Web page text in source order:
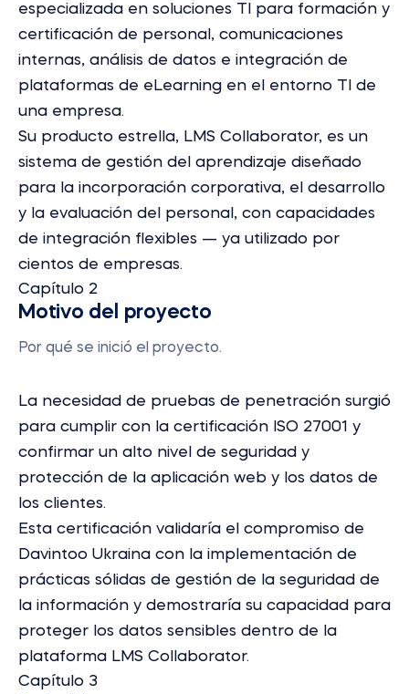
especializada en soluciones TI para formación y
certificación de personal, comunicaciones
internas, análisis de datos e integración de
plataformas de eLearning en el entorno TI de
una empresa.
Su producto estrella, LMS Collaborator, es un
sistema de gestión del aprendizaje diseñado
para la incorporación corporativa, el desarrollo
y la evaluación del personal, con capacidades
de integración flexibles — ya utilizado por
cientos de empresas.
Capítulo 2
Motivo del proyecto
Por qué se inició el proyecto.
La necesidad de pruebas de penetración surgió
para cumplir con la certificación ISO 27001 y
confirmar un alto nivel de seguridad y
protección de la aplicación web y los datos de
los clientes.
Esta certificación validaría el compromiso de
Davintoo Ukraina con la implementación de
prácticas sólidas de gestión de la seguridad de
la información y demostraría su capacidad para
proteger los datos sensibles dentro de la
plataforma LMS Collaborator.
Capítulo 3